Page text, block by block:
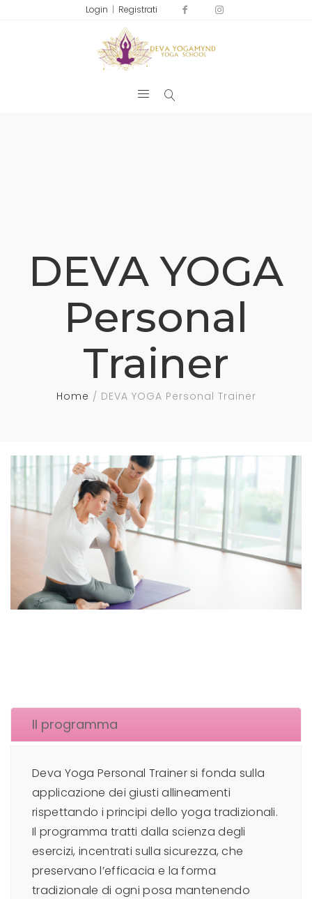
Login | Registrati
DEVA YOGA
Personal
Trainer
Home DEVA YOGA Personal Trainer
Il programma
Deva Yoga Personal Trainer si fonda sulla
applicazione dei giusti allineamenti
rispettando i principi dello yoga tradizionali.
Il programma tratti dalla scienza degli
esercizi, incentrati sulla sicurezza, che
preservano l’efficacia e la forma
tradizionale di ogni posa mantenendo